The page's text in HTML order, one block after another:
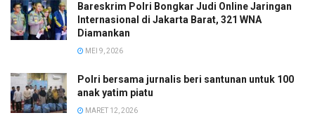
Bareskrim Polri Bongkar Judi Online Jaringan
Internasional di Jakarta Barat, 321 WNA
Diamankan
MEI 9, 2026
Polri bersama jurnalis beri santunan untuk 100
anak yatim piatu
MARET 12, 2026